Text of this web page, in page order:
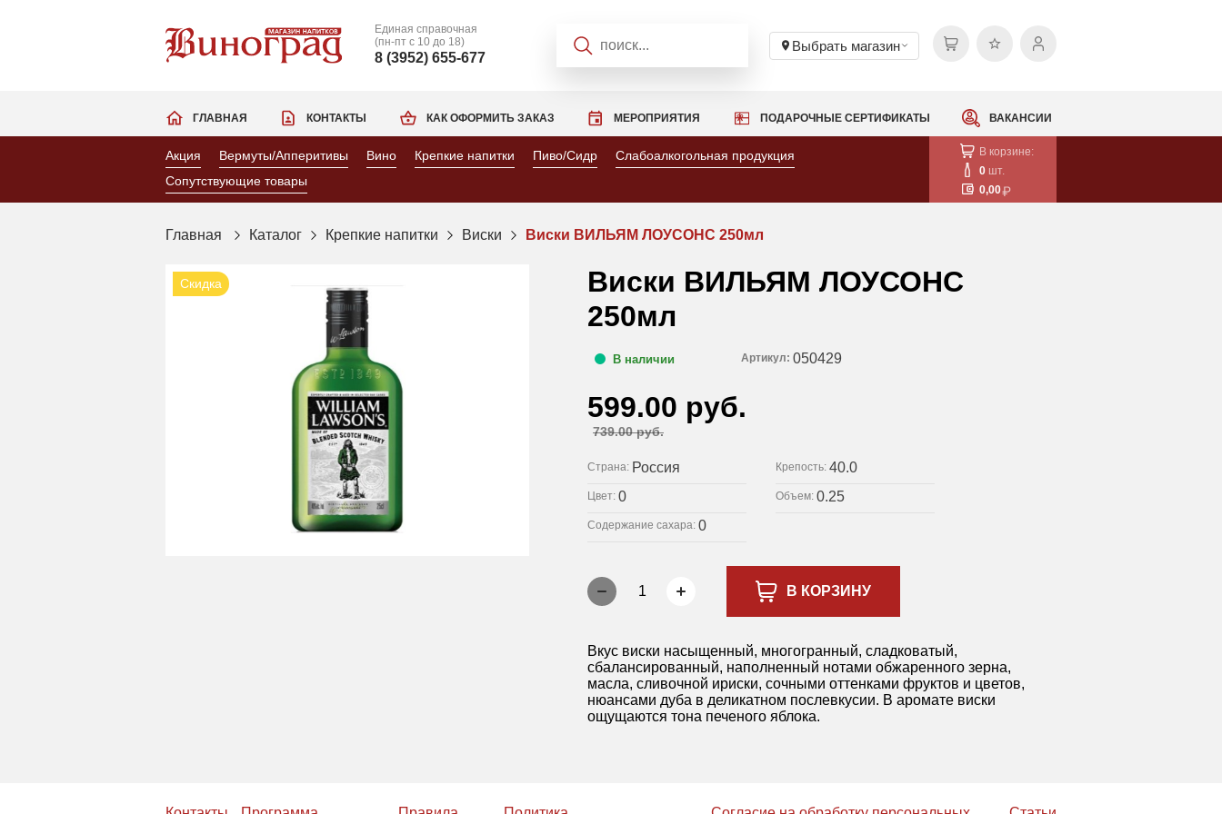
Единая справочная
(пн-пт с 10 до 18)
8 (3952) 655-677
Выбрать магазин
КАК ОФОРМИТЬ ЗАКАЗ МЕРОПРИЯТИЯ ПОДАРОЧНЫЕ СЕРТИФИКАТЫ ВАКАНСИИ
ГЛАВНАЯ КОНТАКТЫ
Акция Вермуты/Апперитивы Вино Крепкие напитки Пиво/Сидр
Слабоалкогольная продукция
Сопутствующие товары
В корзине:
0 шт.
0,00
Главная Каталог Крепкие напитки Виски Виски ВИЛЬЯМ ЛОУСОНС 250мл
Скидка
Виски ВИЛЬЯМ ЛОУСОНС
250мл
В наличии Артикул: 050429
599.00 руб.
739.00 руб.
Страна: Россия Крепость: 40.0
Цвет: 0 Объем: 0.25
Содержание сахара: 0
1 В КОРЗИНУ
Вкус виски насыщенный, многогранный, сладковатый,
сбалансированный, наполненный нотами обжаренного зерна,
масла, сливочной ириски, сочными оттенками фруктов и цветов,
нюансами дуба в деликатном послевкусии. В аромате виски
ощущаются тона печеного яблока.